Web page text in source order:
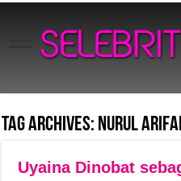
Tag Archives: Nurul
Uyaina Dinobat